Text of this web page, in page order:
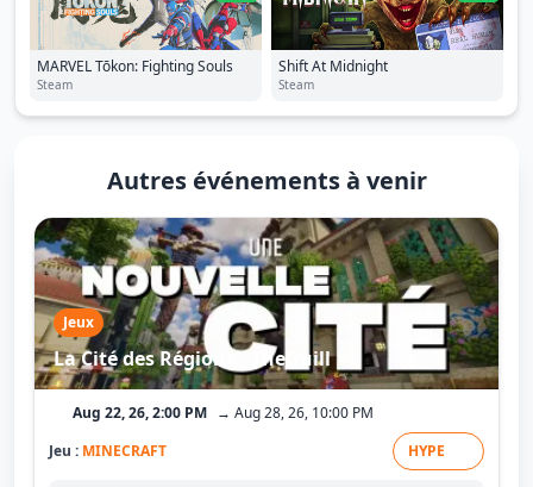
MARVEL Tōkon: Fighting Souls
Steam
Shift At Midnight
Steam
Autres événements à venir
Jeux
La Cité des Régions - TheGuill
Aug 22, 26, 2:00 PM → Aug 28, 26, 10:00 PM
Jeu : MINECRAFT HYPE